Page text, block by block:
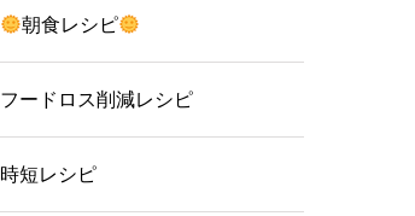
朝食レシピ
フードロス削減レシピ
時短レシピ